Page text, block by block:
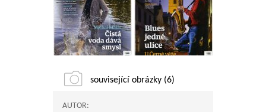
související obrázky (6)
AUTOR: